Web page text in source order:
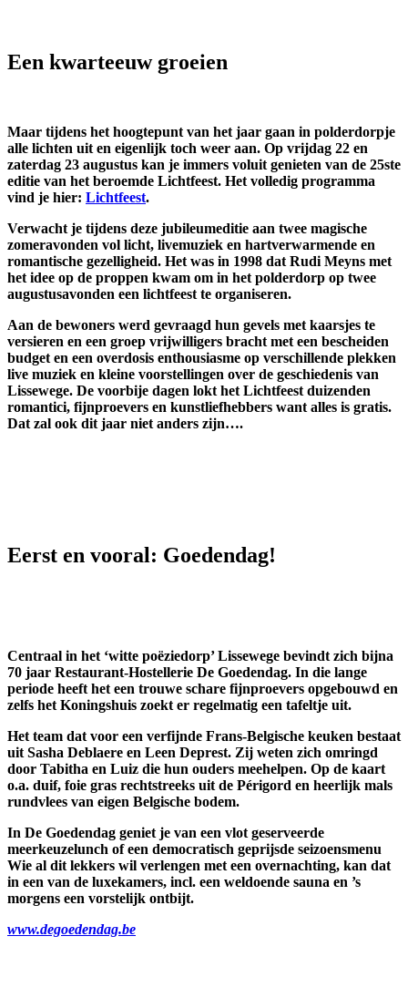
Een kwarteeuw groeien
Maar tijdens het hoogtepunt van het jaar gaan in polderdorpje
alle lichten uit en eigenlijk toch weer aan. Op vrijdag 22 en
zaterdag 23 augustus kan je immers voluit genieten van de 25ste
editie van het beroemde Lichtfeest. Het volledig programma
vind je hier: Lichtfeest.
Verwacht je tijdens deze jubileumeditie aan twee magische
zomeravonden vol licht, livemuziek en hartverwarmende en
romantische gezelligheid. Het was in 1998 dat Rudi Meyns met
het idee op de proppen kwam om in het polderdorp op twee
augustusavonden een lichtfeest te organiseren.
Aan de bewoners werd gevraagd hun gevels met kaarsjes te
versieren en een groep vrijwilligers bracht met een bescheiden
budget en een overdosis enthousiasme op verschillende plekken
live muziek en kleine voorstellingen over de geschiedenis van
Lissewege. De voorbije dagen lokt het Lichtfeest duizenden
romantici, fijnproevers en kunstliefhebbers want alles is gratis.
Dat zal ook dit jaar niet anders zijn….
Eerst en vooral: Goedendag!
Centraal in het ‘witte poëziedorp’ Lissewege bevindt zich bijna
70 jaar Restaurant-Hostellerie De Goedendag. In die lange
periode heeft het een trouwe schare fijnproevers opgebouwd en
zelfs het Koningshuis zoekt er regelmatig een tafeltje uit.
Het team dat voor een verfijnde Frans-Belgische keuken bestaat
uit Sasha Deblaere en Leen Deprest. Zij weten zich omringd
door Tabitha en Luiz die hun ouders meehelpen. Op de kaart
o.a. duif, foie gras rechtstreeks uit de Périgord en heerlijk mals
rundvlees van eigen Belgische bodem.
In De Goedendag geniet je van een vlot geserveerde
meerkeuzelunch of een democratisch geprijsde seizoensmenu
Wie al dit lekkers wil verlengen met een overnachting, kan dat
in een van de luxekamers, incl. een weldoende sauna en ’s
morgens een vorstelijk ontbijt.
www.degoedendag.be